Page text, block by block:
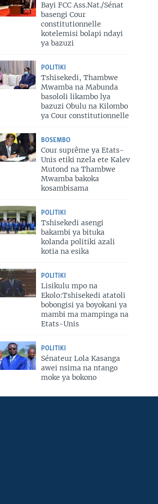
Bayi FCC Ass.Nat./Sénat
basengi Cour
constitutionnelle
kotelemisi bolapi ndayi
ya bazuzi
POLITIKI
Tshisekedi, Thambwe
Mwamba na Mabunda
basololi likambo lya
bazuzi Obulu na Kilombo
ya Cour constitutionnelle
BOSEMBO
Cour suprême ya Etats-
Unis etiki nzela ete Kalev
Mutond na Thambwe
Mwamba bakoka
kosambisama
POLITIKI
Tshisekedi asengi
bakambi ya bituka
kolanda politiki azali
kotia na esika
POLITIKI
Lisikulu mpo na
Ekolo:Tshisekedi atatoli
bobongisi ya boyokani ya
mambi ma mampinga na
Etats-Unis
POLITIKI
Sénateur Lola Kasanga
awei nsima na ntango
moke ya bokono